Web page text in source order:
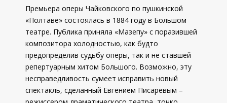
Премьера оперы Чайковского по пушкинской
«Полтаве» состоялась в 1884 году в Большом
театре. Публика приняла «Мазепу» с поразившей
композитора холодностью, как будто
предопределив судьбу оперы, так и не ставшей
репертуарным хитом Большого. Возможно, эту
несправедливость сумеет исправить новый
спектакль, сделанный Евгением Писаревым –